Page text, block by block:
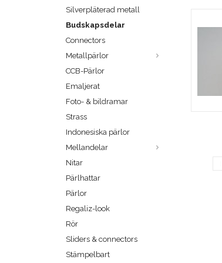
Silverpläterad metall
Budskapsdelar
Connectors
Metallpärlor
CCB-Pärlor
Emaljerat
Foto- & bildramar
Strass
Indonesiska pärlor
Mellandelar
Nitar
Pärlhattar
Pärlor
Regaliz-look
Rör
Sliders & connectors
Stämpelbart